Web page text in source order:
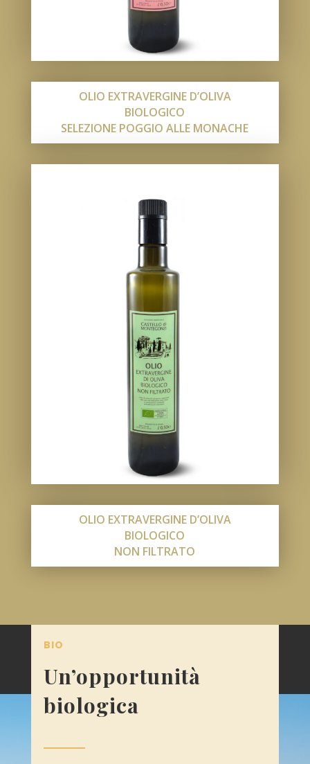
OLIO EXTRAVERGINE D’OLIVA
BIOLOGICO
SELEZIONE POGGIO ALLE MONACHE
OLIO EXTRAVERGINE D’OLIVA
BIOLOGICO
NON FILTRATO
BIO
Un’opportunità
biologica